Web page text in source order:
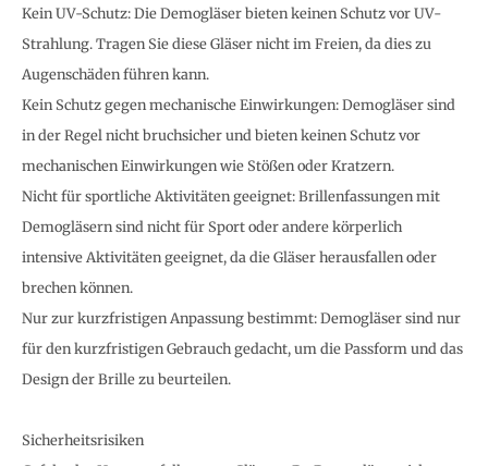
Kein UV-Schutz: Die Demogläser bieten keinen Schutz vor UV-
Strahlung. Tragen Sie diese Gläser nicht im Freien, da dies zu
Augenschäden führen kann.
Kein Schutz gegen mechanische Einwirkungen: Demogläser sind
in der Regel nicht bruchsicher und bieten keinen Schutz vor
mechanischen Einwirkungen wie Stößen oder Kratzern.
Nicht für sportliche Aktivitäten geeignet: Brillenfassungen mit
Demogläsern sind nicht für Sport oder andere körperlich
intensive Aktivitäten geeignet, da die Gläser herausfallen oder
brechen können.
Nur zur kurzfristigen Anpassung bestimmt: Demogläser sind nur
für den kurzfristigen Gebrauch gedacht, um die Passform und das
Design der Brille zu beurteilen.
Sicherheitsrisiken